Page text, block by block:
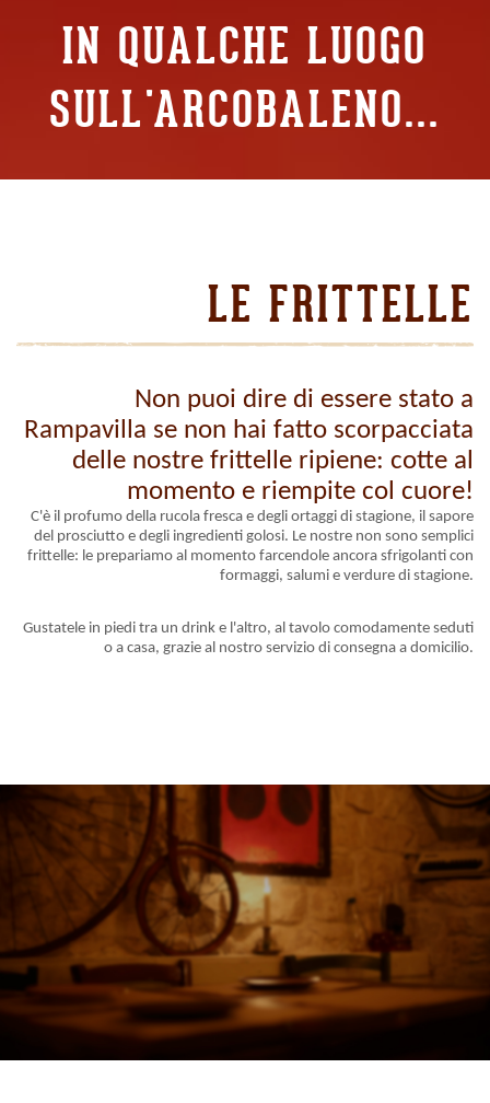
IN QUALCHE LUOGO
SULL'ARCOBALENO...
LE FRITTELLE
Non puoi dire di essere stato a
Rampavilla se non hai fatto scorpacciata
delle nostre frittelle ripiene: cotte al
momento e riempite col cuore!
C'è il profumo della rucola fresca e degli ortaggi di stagione, il sapore
del prosciutto e degli ingredienti golosi. Le nostre non sono semplici
frittelle: le prepariamo al momento farcendole ancora sfrigolanti con
formaggi, salumi e verdure di stagione.
Gustatele in piedi tra un drink e l'altro, al tavolo comodamente seduti
o a casa, grazie al nostro servizio di consegna a domicilio.